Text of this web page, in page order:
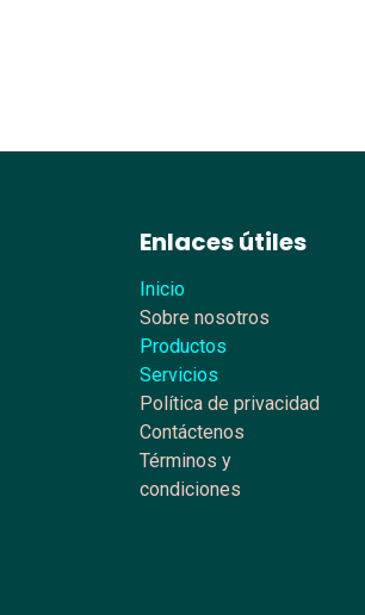
Enlaces útiles
Inicio
Sobre nosotros
Productos
Servicios
Política de privacidad
Contáctenos
Términos y
condiciones